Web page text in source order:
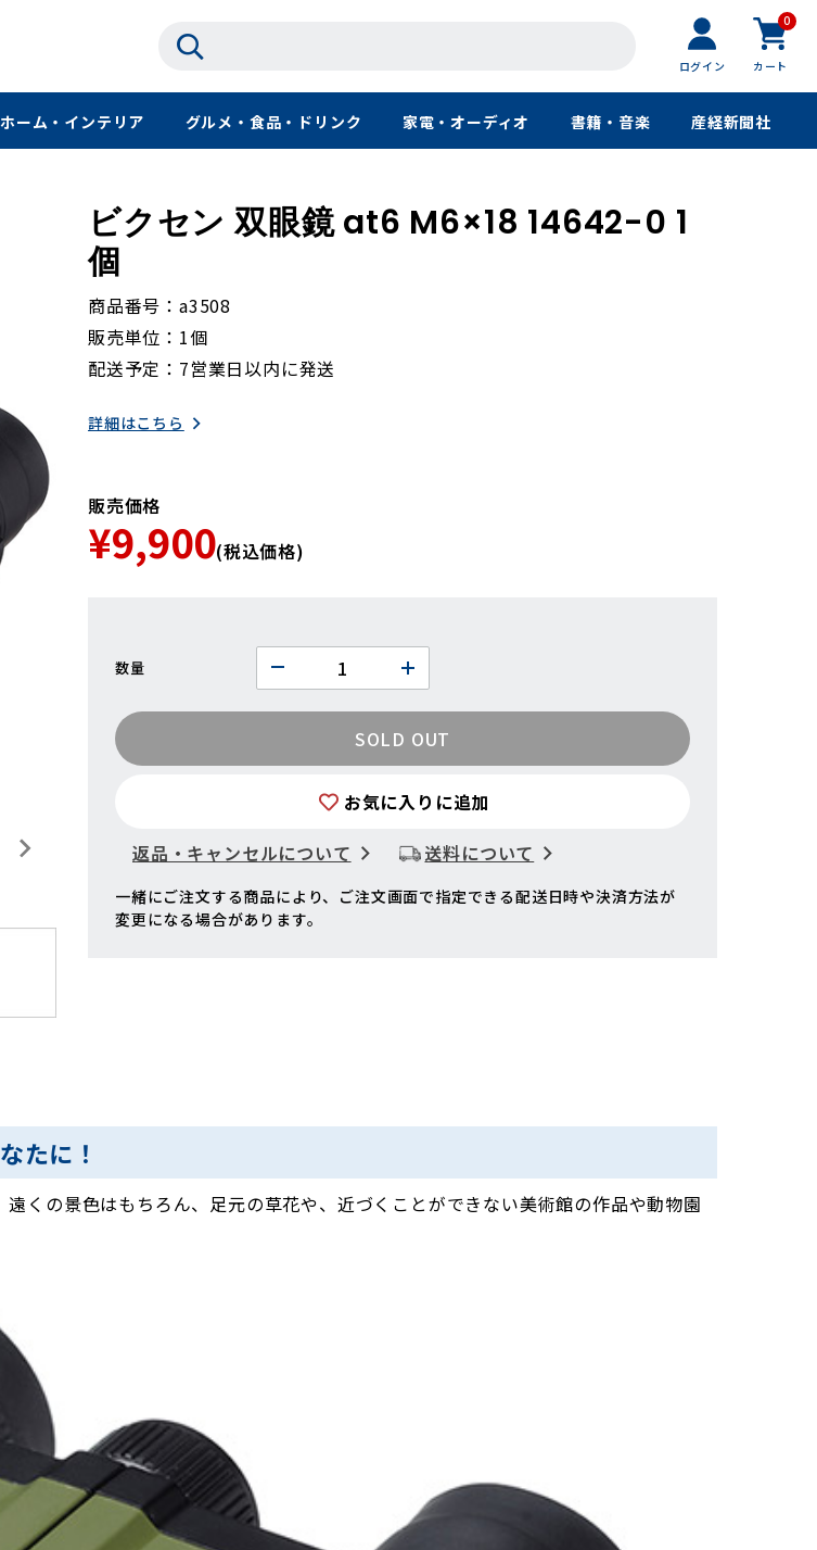
ログイン
0
カート
ホーム・インテリア グルメ・食品・ドリンク 家電・オーディオ 書籍・音楽 産経新聞社
ビクセン 双眼鏡 at6 M6×18 14642-0 1
個
商品番号
a3508
販売単位
1個
配送予定
7営業日以内に発送
詳細はこちら
販売価格
¥9,900(税込価格)
数量
SOLD OUT
お気に入りに追加
返品・キャンセルについて
送料について
一緒にご注文する商品により、ご注文画面で指定できる配送日時や決済方法が
変更になる場合があります。
たに！
くの景色はもちろん、足元の草花や、近づくことができない美術館の作品や動物園